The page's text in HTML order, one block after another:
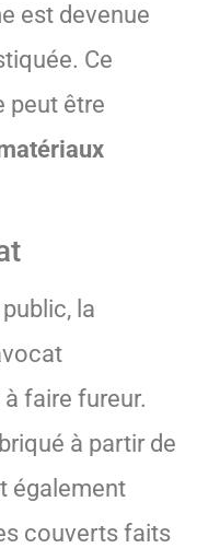
est devenue
Ce
peut être
la
faire fureur.
à partir de
également
couverts faits